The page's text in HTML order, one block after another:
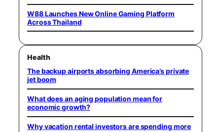
W88 Launches New Online Gaming Platform
Across Thailand
Health
The backup airports absorbing America’s private
jet boom
What does an aging population mean for
economic growth?
Why vacation rental investors are spending more